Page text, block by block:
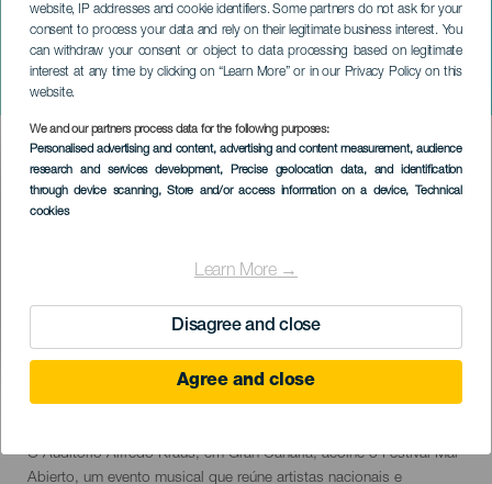
website, IP addresses and cookie identifiers. Some partners do not ask for your
consent to process your data and rely on their legitimate business interest. You
can withdraw your consent or object to data processing based on legitimate
interest at any time by clicking on “Learn More” or in our Privacy Policy on this
website.
We and our partners process data for the following purposes:
Personalised advertising and content, advertising and content measurement, audience
research and services development, Precise geolocation data, and identification
through device scanning, Store and/or access information on a device, Technical
cookies
Learn More →
Disagree and close
Agree and close
Festival do Mar Aberto
GRÃ-CANÁRIA
Imagen
Listado
2 Maio to 8 November
Descripción
del
O Auditório Alfredo Kraus, em Gran Canaria, acolhe o Festival Mar
Abierto, um evento musical que reúne artistas nacionais e